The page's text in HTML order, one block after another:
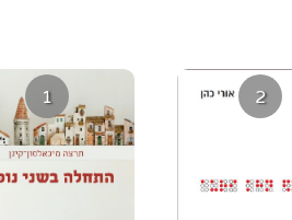
1 2